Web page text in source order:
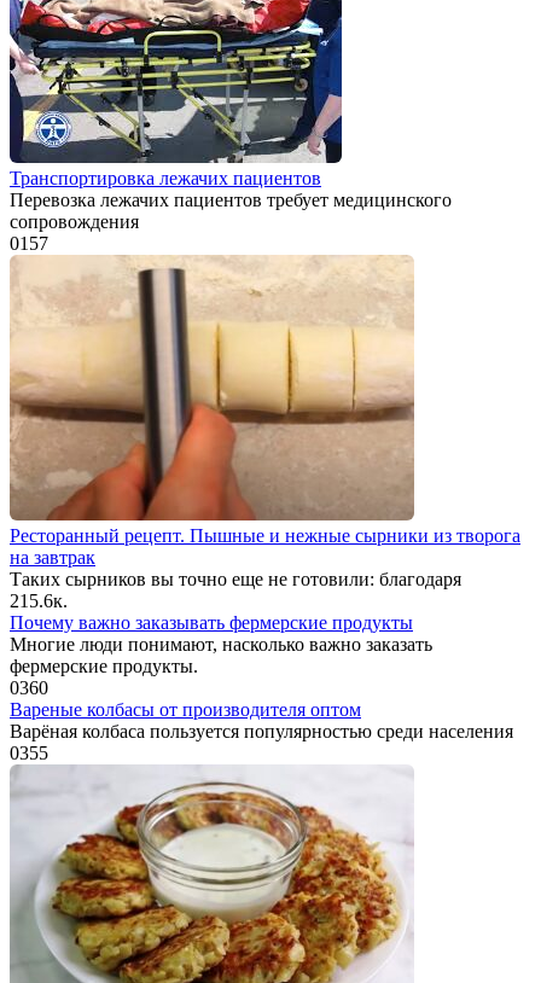
Транспортировка лежачих пациентов
Перевозка лежачих пациентов требует медицинского
сопровождения
0157
Ресторанный рецепт. Пышные и нежные сырники из творога
на завтрак
Таких сырников вы точно еще не готовили: благодаря
215.6к.
Почему важно заказывать фермерские продукты
Многие люди понимают, насколько важно заказать
фермерские продукты.
0360
Вареные колбасы от производителя оптом
Варёная колбаса пользуется популярностью среди населения
0355